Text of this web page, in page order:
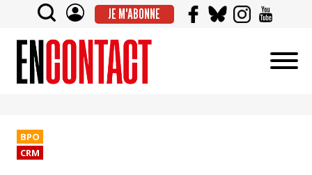
JE M'ABONNE
BPO
CRM